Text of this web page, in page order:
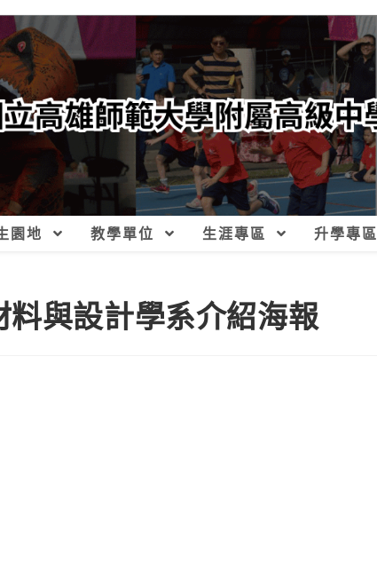
園地 教學單位 生涯專區 升學專區
與設計學系介紹海報